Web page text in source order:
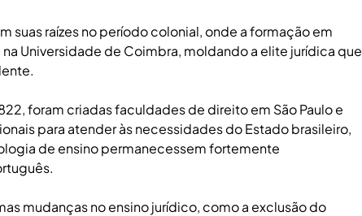
suas raízes no período colonial, onde a formação em
Universidade de Coimbra, moldando a elite jurídica que
foram criadas faculdades de direito em São Paulo e
para atender às necessidades do Estado brasileiro,
de ensino permanecessem fortemente
mudanças no ensino jurídico, como a exclusão do